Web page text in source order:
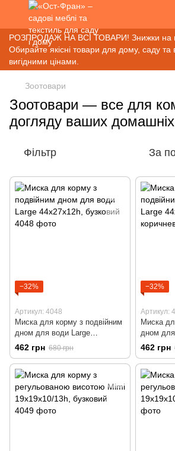
РОЗПРОДАЖ НА ВСІ ТОВАРИ! Знижки на
Обирайте якісні товари для дому, саду та
вигідними цінами.
Зоотовари
Зоотовари — все для
догляду ваших
Фільтр За
−32%
Артикул: 4048
Миска для корму з подвійним
дном для води Large
44x27x12h, бузковий
462 грн 680 грн
−32%
Артикул:
Миска
дном
462 грн